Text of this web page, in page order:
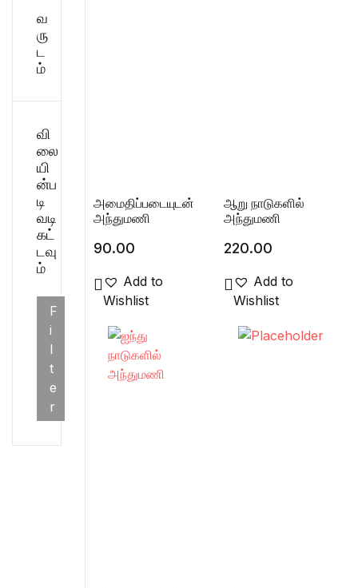
அமைதிப்படையுடன்
அந்துமணி
90.00
Add to
Wishlist
ஆறு நாடுகளில்
அந்துமணி
220.00
Add to
Wishlist
வ
ரு
ட
ம்
வி
லை
யி
ன்ப
டி
வடி
கட்
டவு
ம்
Min price
Max price
F
i
l
t
e
r